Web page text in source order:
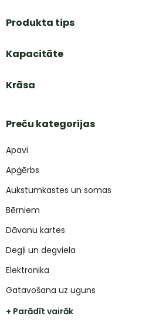
Produkta tips
Kapacitāte
Krāsa
Preču kategorijas
Apavi
Apģērbs
Aukstumkastes un somas
Bērniem
Dāvanu kartes
Degļi un degviela
Elektronika
Gatavošana uz uguns
+ Parādīt vairāk